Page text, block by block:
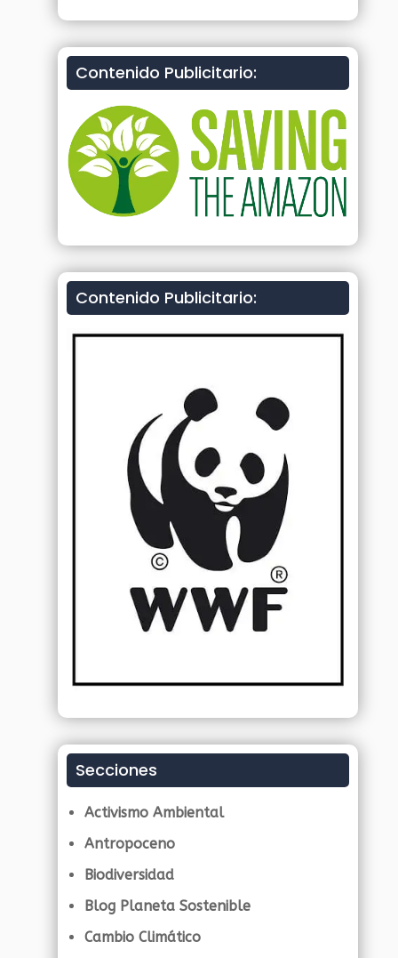
Contenido Publicitario:
Contenido Publicitario:
Secciones
Activismo Ambiental
Antropoceno
Biodiversidad
Blog Planeta Sostenible
Cambio Climático